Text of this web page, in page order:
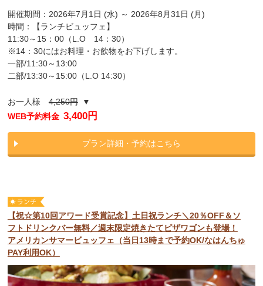
開催期間：2026年7月1日 (水) ～ 2026年8月31日 (月)
時間：【ランチビュッフェ】
11:30～15：00（L.O 14：30）
※14：30にはお料理・お飲物をお下げします。
一部/11:30～13:00
二部/13:30～15:00（L.O 14:30）
お一人様4,250円▼
WEB予約料金 3,400円
プラン詳細・予約はこちら
【祝☆第10回アワード受賞記念】土日祝ランチ＼20％OFF＆ソ
フトドリンクバー無料／週末限定焼きたてピザワゴンも登場！
アメリカンサマービュッフェ（当日13時まで予約OK/なはんちゅ
PAY利用OK）